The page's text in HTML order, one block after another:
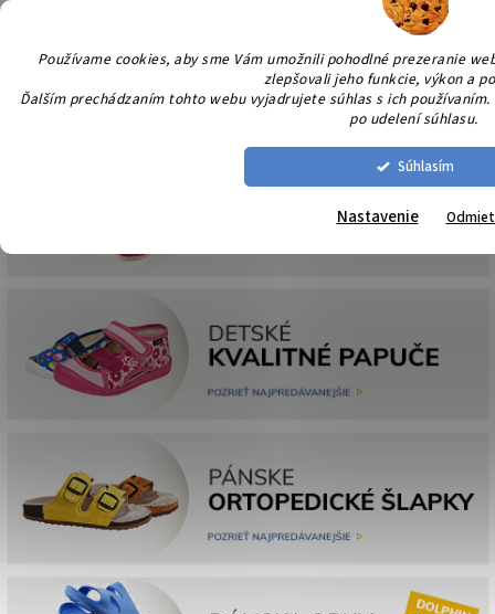
Používame cookies, aby sme Vám umožnili pohodlné prezeranie
zlepšovali jeho funkcie, výkon a
Ďalším prechádzaním tohto webu vyjadrujete súhlas s ich
po udelení súhlasu.
Súhlasím
Nastavenie
Prejsť